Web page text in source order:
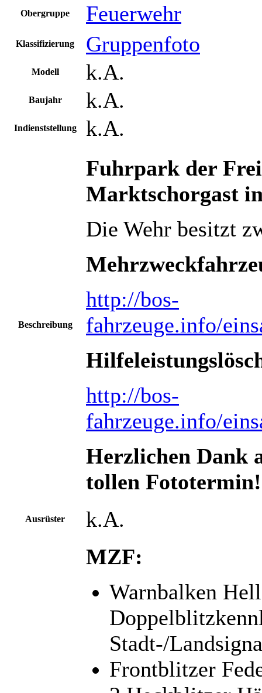
Obergruppe Feuerwehr
Klassifizierung Gruppenfoto
Modell k.A.
Baujahr k.A.
Indienststellung k.A.
Beschreibung
Fuhrpark der
Marktschorgast
Die Wehr besitzt
http://bos-
fahrzeuge.info/
http://bos-
fahrzeuge.info/
Herzlichen Dank
tollen Fototermin!
Ausrüster
k.A.
MZF:
Warnbalken
Stadt-/
Frontblitzer